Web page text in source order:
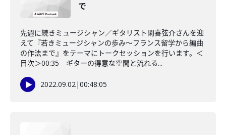
で
先週に続きミュージシャン／ギタリスト閑喜弦介さんを迎
えて『若きミュージシャンの歩み～フランス留学から編曲
の作法まで』をテーマにトークセッションを行います。＜
目次＞00:35 ギターの得意な空間と流れる...
2022.09.02|00:48:05